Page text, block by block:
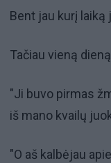
Bent jau kurį
Tačiau vieną
"Ji buvo pirmas
iš mano kvailų
"O aš kalbėjau